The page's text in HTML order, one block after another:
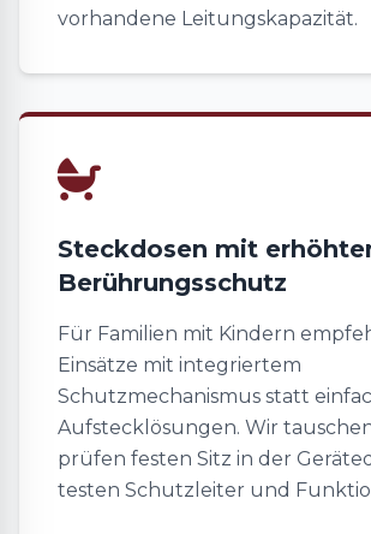
vorhandene Leitungskapazität.
Steckdosen mit
Berührungsschutz
Für Familien mit Kindern
Einsätze mit integriertem
Schutzmechanismus statt
Aufstecklösungen. Wir
prüfen festen Sitz in der
testen Schutzleiter und